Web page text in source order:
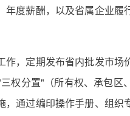
度薪酬，以及省属企业
定期发布省内批发市场
权分置"（所有权、承包
通过编印操作手册、组